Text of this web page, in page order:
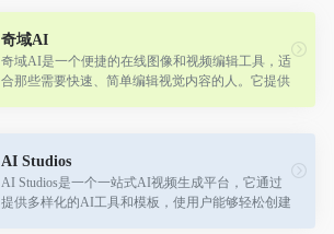
奇域AI
奇域AI是一个便捷的在线图像和视频编辑工具，适
合那些需要快速、简单编辑视觉内容的人。它提供
AI Studios
AI Studios是一个一站式AI视频生成平台，它通过
提供多样化的AI工具和模板，使用户能够轻松创建